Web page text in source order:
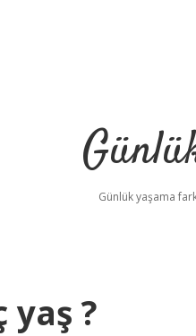
Günlük yaşama
?